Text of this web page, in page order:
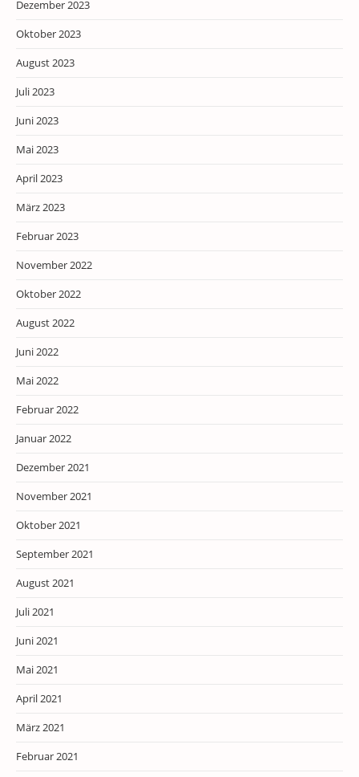
Dezember 2023
Oktober 2023
August 2023
Juli 2023
Juni 2023
Mai 2023
April 2023
März 2023
Februar 2023
November 2022
Oktober 2022
August 2022
Juni 2022
Mai 2022
Februar 2022
Januar 2022
Dezember 2021
November 2021
Oktober 2021
September 2021
August 2021
Juli 2021
Juni 2021
Mai 2021
April 2021
März 2021
Februar 2021